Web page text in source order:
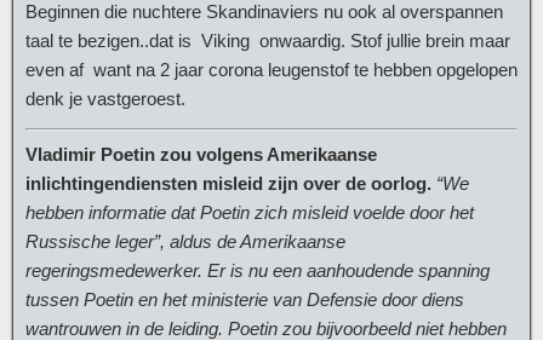
Beginnen die nuchtere Skandinaviers nu ook al overspannen
taal te bezigen..dat is Viking onwaardig. Stof jullie brein maar
even af want na 2 jaar corona leugenstof te hebben opgelopen
denk je vastgeroest.
Vladimir Poetin zou volgens Amerikaanse
inlichtingendiensten misleid zijn over de oorlog. “We
hebben informatie dat Poetin zich misleid voelde door het
Russische leger”, aldus de Amerikaanse
regeringsmedewerker. Er is nu een aanhoudende spanning
tussen Poetin en het ministerie van Defensie door diens
wantrouwen in de leiding. Poetin zou bijvoorbeeld niet hebben